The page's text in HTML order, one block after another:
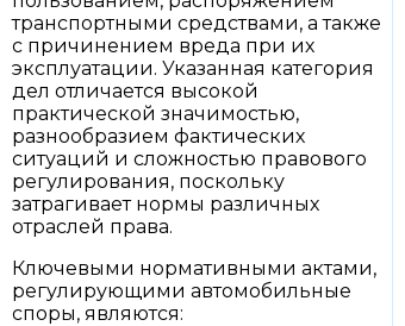
транспортными средствами, а также
с причинением вреда при их
эксплуатации. Указанная категория
дел отличается высокой
практической значимостью,
разнообразием фактических
ситуаций и сложностью правового
регулирования, поскольку
затрагивает нормы различных
отраслей права.
Ключевыми нормативными актами,
регулирующими автомобильные
споры, являются: